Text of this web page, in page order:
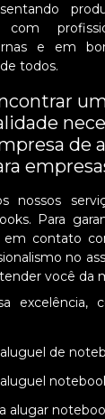
e em
todos.
de
nossos
Para
em contato
no
você da
excelência,
aluguel de
aluguel
alugar